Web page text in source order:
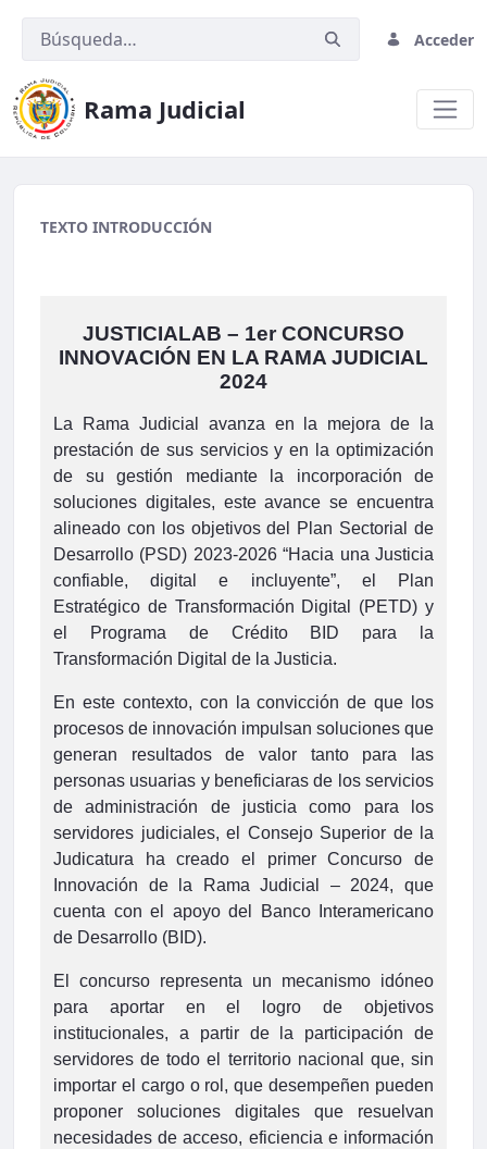
Acceder
Rama Judicial
migracion2
TEXTO INTRODUCCIÓN
JUSTICIALAB – 1er CONCURSO
INNOVACIÓN EN LA RAMA JUDICIAL
2024
La Rama Judicial avanza en la mejora de la
prestación de sus servicios y en la optimización
de su gestión mediante la incorporación de
soluciones digitales, este avance se encuentra
alineado con los objetivos del Plan Sectorial de
Desarrollo (PSD) 2023-2026 “Hacia una Justicia
confiable, digital e incluyente”, el Plan
Estratégico de Transformación Digital (PETD) y
el Programa de Crédito BID para la
Transformación Digital de la Justicia.
En este contexto, con la convicción de que los
procesos de innovación impulsan soluciones que
generan resultados de valor tanto para las
personas usuarias y beneficiaras de los servicios
de administración de justicia como para los
servidores judiciales, el Consejo Superior de la
Judicatura ha creado el primer Concurso de
Innovación de la Rama Judicial – 2024, que
cuenta con el apoyo del Banco Interamericano
de Desarrollo (BID).
El concurso representa un mecanismo idóneo
para aportar en el logro de objetivos
institucionales, a partir de la participación de
servidores de todo el territorio nacional que, sin
importar el cargo o rol, que desempeñen pueden
proponer soluciones digitales que resuelvan
necesidades de acceso, eficiencia e información